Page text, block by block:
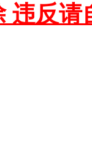
违反